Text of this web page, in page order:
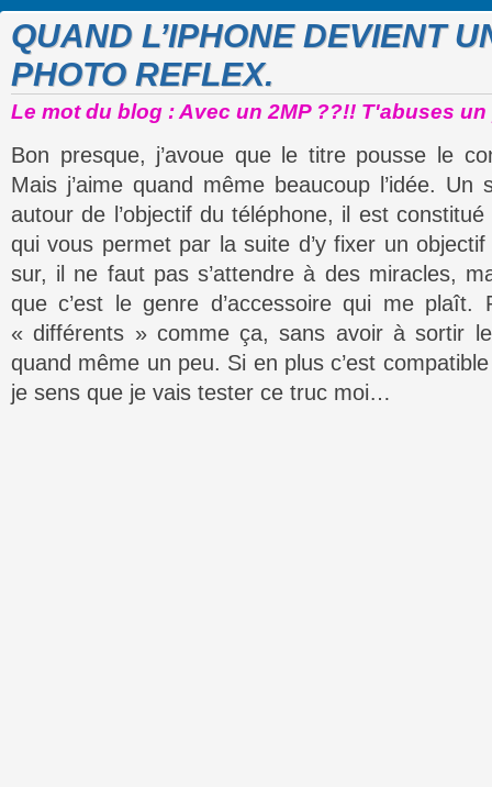
QUAND L’IPHONE DEVIENT
PHOTO REFLEX.
Le mot du blog : Avec un 2MP ??!! T'abuses un
Bon presque, j’avoue que le titre pousse le
Mais j’aime quand même beaucoup l’idée.
autour de l’objectif du téléphone, il est constitué
qui vous permet par la suite d’y fixer un
sur, il ne faut pas s’attendre à des miracles,
que c’est le genre d’accessoire qui me plaît.
« différents » comme ça, sans avoir à sortir
quand même un peu. Si en plus c’est
je sens que je vais tester ce truc moi…